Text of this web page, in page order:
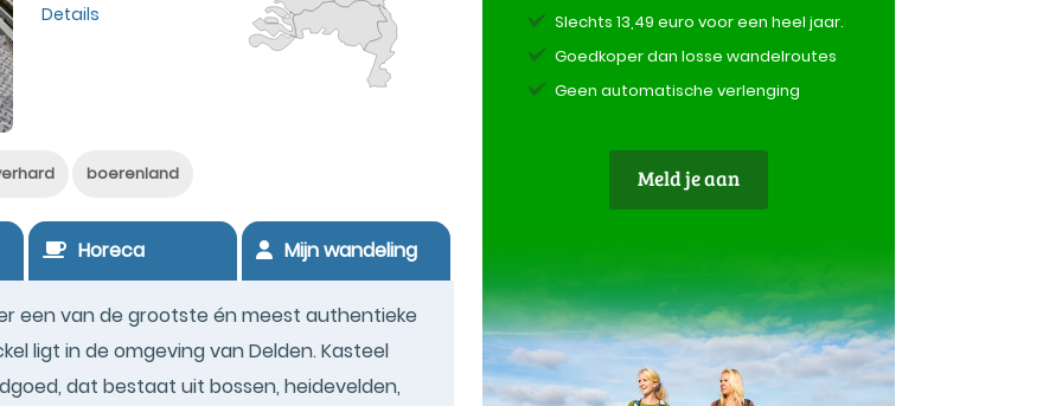
Details
boerenland
Horeca Mijn wandeling
een van de grootste én meest authentieke
ligt in de omgeving van Delden. Kasteel
dat bestaat uit bossen, heidevelden,
Slechts 13,49 euro voor een heel jaar.
Goedkoper dan losse wandelroutes
Geen automatische verlenging
Meld je aan